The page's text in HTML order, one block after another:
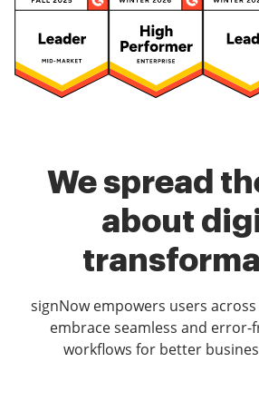
We spread
about
signNow empowers users
embrace seamless and error-
workflows for better